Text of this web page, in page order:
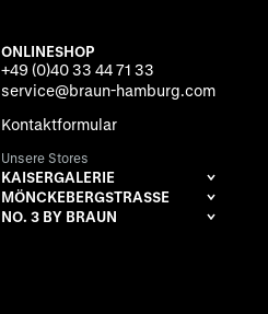
ONLINESHOP
+49 (0)40 33 44 71 33
service@braun-hamburg.com
Kontaktformular
Unsere Stores
KAISERGALERIE
MÖNCKEBERGSTRASSE
NO. 3 BY BRAUN